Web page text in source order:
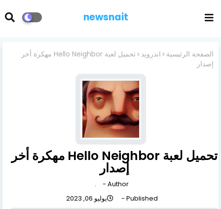
newsnait
الصفحة الرئيسية اندرويد
تحميل لعبة Hello Neighbor مهكرة أخر
إصدار
تحميل لعبة Hello Neighbor مهكرة أخر
إصدار
Author -
.
Published -
يوليو 06, 2023